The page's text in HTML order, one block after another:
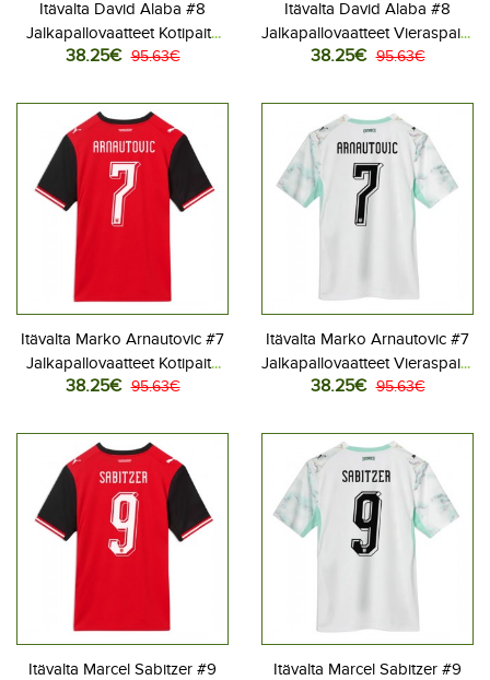
Itävalta David Alaba #8
Jalkapallovaatteet Kotipaita
MM-kisat 2026 Lyhythihainen
38.25€ 95.63€
Itävalta David Alaba #8
Jalkapallovaatteet Vieraspaita
MM-kisat 2026 Lyhythihainen
38.25€ 95.63€
Itävalta Marko Arnautovic #7
Jalkapallovaatteet Kotipaita
MM-kisat 2026 Lyhythihainen
38.25€ 95.63€
Itävalta Marko Arnautovic #7
Jalkapallovaatteet Vieraspaita
MM-kisat 2026 Lyhythihainen
38.25€ 95.63€
Itävalta Marcel Sabitzer #9
Itävalta Marcel Sabitzer #9